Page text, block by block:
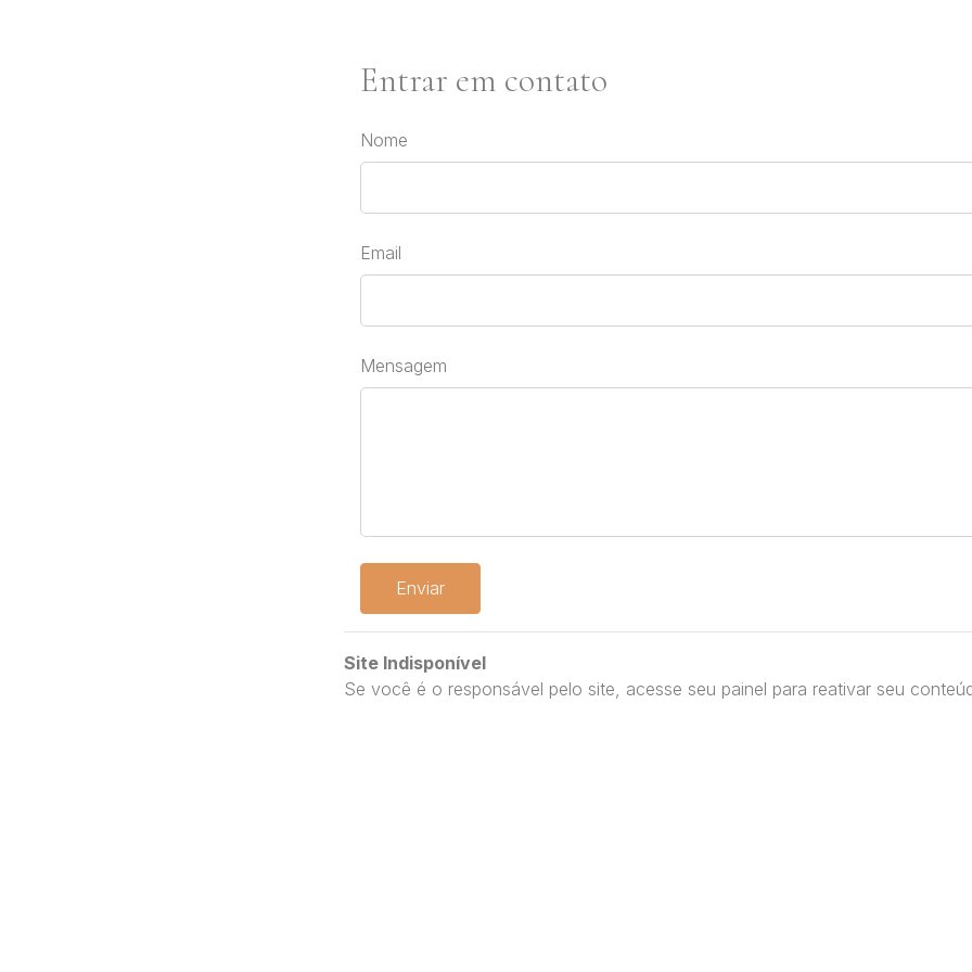
Entrar em contato
Nome
Email
Mensagem
Enviar
Site Indisponível
Se você é o responsável pelo site, acesse seu painel para reativar seu